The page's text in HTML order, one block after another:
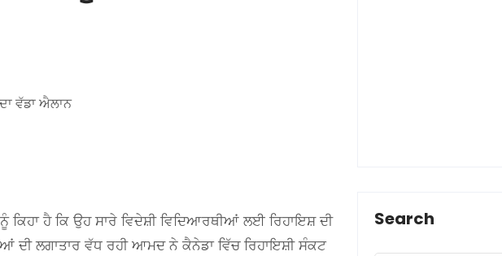
ਹੈ ਕਿ ਉਹ ਸਾਰੇ ਵਿਦੇਸ਼ੀ ਵਿਦਿਆਰਥੀਆਂ ਲਈ ਰਿਹਾਇਸ਼ ਦੀ
ਦੀ ਲਗਾਤਾਰ ਵੱਧ ਰਹੀ ਆਮਦ ਨੇ ਕੈਨੇਡਾ ਵਿੱਚ ਰਿਹਾਇਸ਼ੀ ਸੰਕਟ
Search